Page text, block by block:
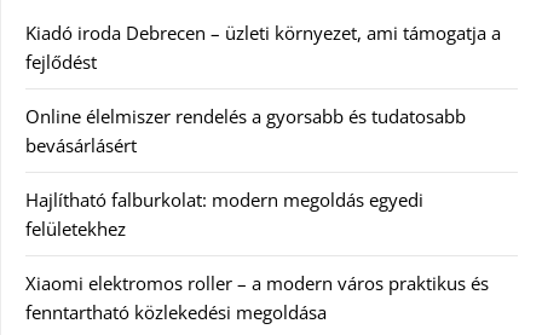
Kiadó iroda Debrecen – üzleti környezet, ami támogatja a
fejlődést
Online élelmiszer rendelés a gyorsabb és tudatosabb
bevásárlásért
Hajlítható falburkolat: modern megoldás egyedi
felületekhez
Xiaomi elektromos roller – a modern város praktikus és
fenntartható közlekedési megoldása